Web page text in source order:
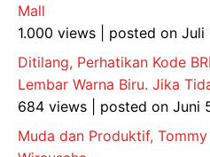
Mall
1.000 views
posted on Juli
Ditilang, Perhatikan Kode
Lembar Warna Biru. Jika
684 views
posted on Juni
Muda dan Produktif,